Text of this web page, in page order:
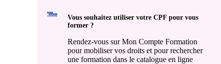
Vous souhaitez utiliser votre CPF pour vous
former ?
Rendez-vous sur Mon Compte Formation
pour mobiliser vos droits et pour rechercher
une formation dans le catalogue en ligne